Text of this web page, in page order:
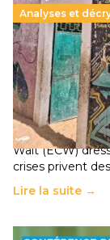
Analyses et
258 millions
chocs
population
11 juillet 2026-
Un nouveau
Wait (ECW)
crises privent
Lire la suite →